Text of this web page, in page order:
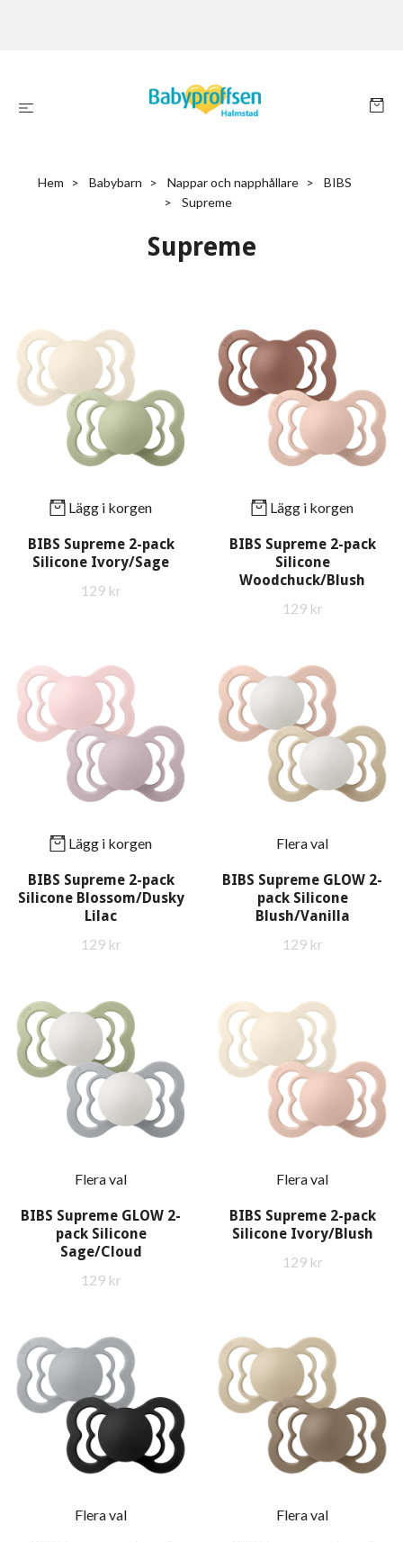
Hem Babybarn Nappar och napphållare
BIBS
Supreme
Supreme
Lägg i korgen
BIBS Supreme 2-pack
Silicone Ivory/Sage
129 kr
Lägg i korgen
BIBS Supreme 2-pack
Silicone
Woodchuck/Blush
129 kr
Lägg i korgen
BIBS Supreme 2-pack
Silicone Blossom/Dusky
Lilac
129 kr
Flera val
BIBS Supreme GLOW 2-
pack Silicone
Blush/Vanilla
129 kr
Flera val
BIBS Supreme GLOW 2-
pack Silicone
Sage/Cloud
129 kr
Flera val
BIBS Supreme 2-pack
Silicone Ivory/Blush
129 kr
Flera val Flera val